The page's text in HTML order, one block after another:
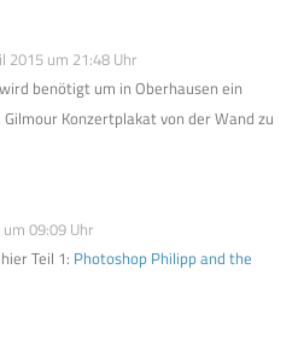
2015 um 21:48 Uhr
benötigt um in Oberhausen ein
Konzertplakat von der Wand zu
09:09 Uhr
Teil 1: Photoshop Philipp and the